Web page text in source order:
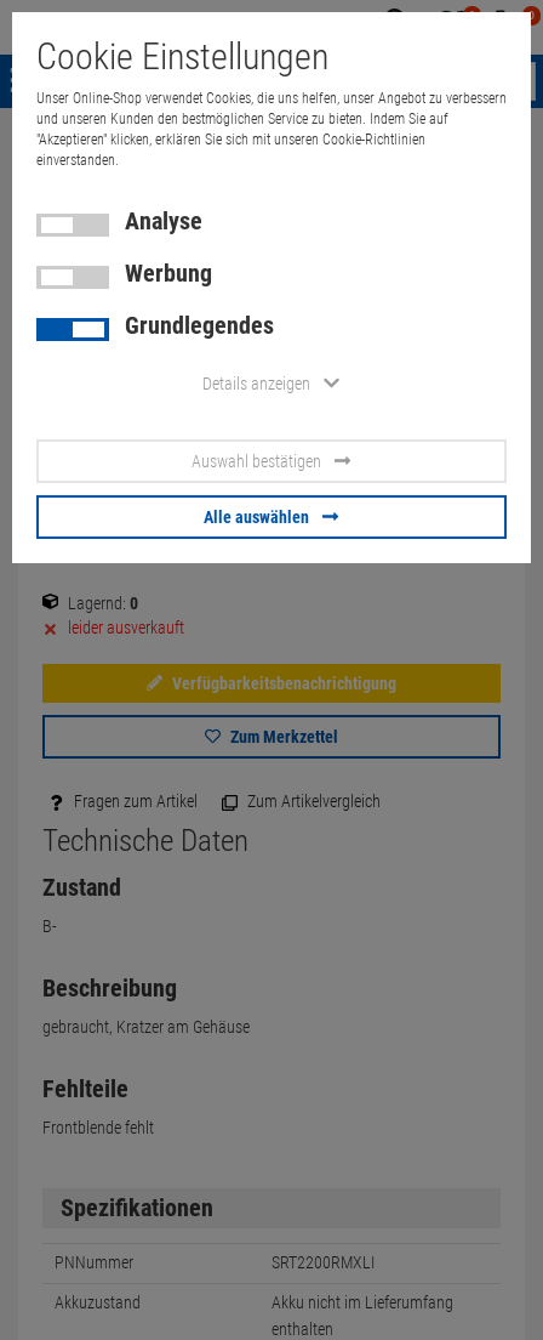
0 0
Menü
Weiter einkaufen
APC Smart-UPS RT 2200
SRT2200RMXLI (ohne Akku,
Frontblende fehlt)
120,00 €
Lagernd: 0
leider ausverkauft
Verfügbarkeitsbenachrichtigung
Zum Merkzettel
Fragen zum Artikel Zum Artikelvergleich
Technische Daten
Zustand
B-
Beschreibung
gebraucht, Kratzer am Gehäuse
Fehlteile
Frontblende fehlt
Spezifikationen
PNNummer SRT2200RMXLI
Akkuzustand
Akku nicht im Lieferumfang
enthalten
Cookie Einstellungen
Unser Online-Shop verwendet Cookies, die uns helfen, unser Angebot zu verbessern
und unseren Kunden den bestmöglichen Service zu bieten. Indem Sie auf
"Akzeptieren" klicken, erklären Sie sich mit unseren Cookie-Richtlinien
einverstanden.
Analyse
Werbung
Grundlegendes
Details anzeigen
Auswahl bestätigen
Alle auswählen